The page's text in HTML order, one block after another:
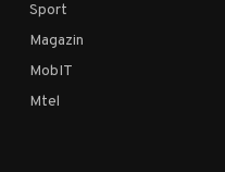
Sport
Magazin
MobIT
Mtel